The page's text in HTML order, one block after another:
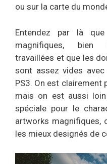
ou sur la carte du
Entendez par là
magnifiques, bien
travaillées et que les
sont assez vides avec
PS3. On est clairement
mais on est aussi
spéciale pour le
artworks magnifiques,
les mieux designés de